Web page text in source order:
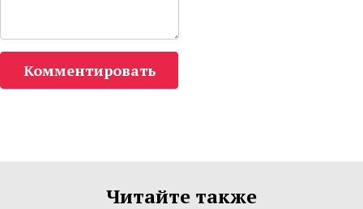
Комментировать
Читайте также